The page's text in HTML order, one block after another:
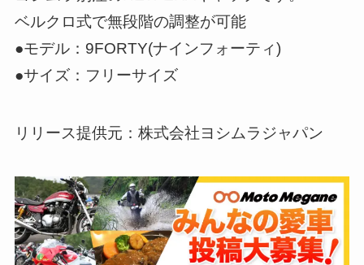
ベルクロ式で無段階の調整が可能
●モデル：9FORTY(ナインフォーティ)
●サイズ：フリーサイズ
リリース提供元：株式会社ヨシムラジャパン